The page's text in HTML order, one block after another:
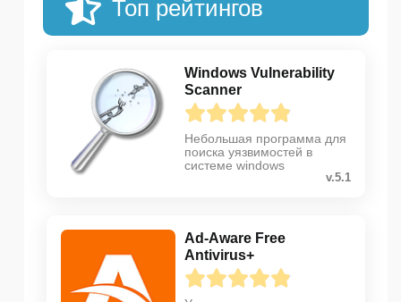
Топ рейтингов
Windows Vulnerability
Scanner
Небольшая программа для
поиска уязвимостей в
системе windows
v.5.1
Ad-Aware Free
Antivirus+